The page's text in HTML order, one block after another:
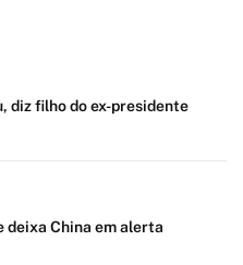
diz filho do ex-presidente
deixa China em alerta